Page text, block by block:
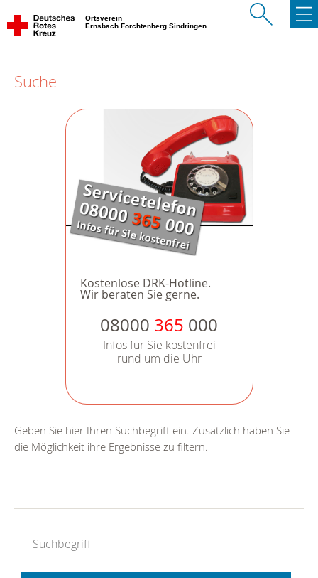
Ortsverein
Ernsbach Forchtenberg Sindringen
Suche
Kostenlose DRK-Hotline.
Wir beraten Sie gerne.
08000 365 000
Infos für Sie kostenfrei
rund um die Uhr
Geben Sie hier Ihren Suchbegriff ein. Zusätzlich haben Sie
die Möglichkeit ihre Ergebnisse zu filtern.